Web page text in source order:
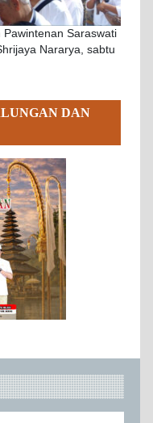
Saraswati
Nararya, sabtu
DAN